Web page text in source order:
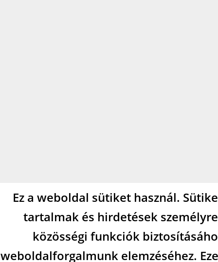
Ez a weboldal sütiket használ.
tartalmak és hirdetések
közösségi funkciók
weboldalforgalmunk elemzéséhez.